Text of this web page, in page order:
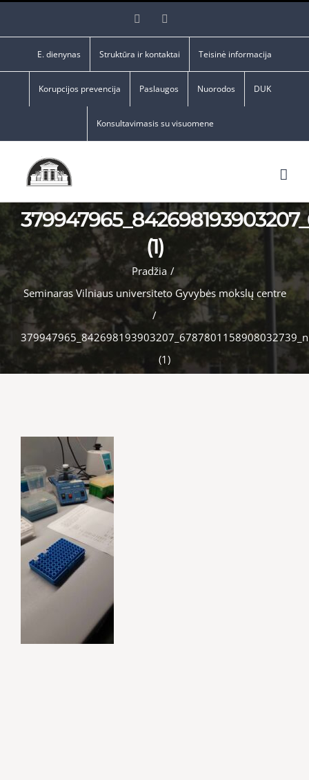
Facebook
E. dienynas Struktūra ir kontaktai Teisinė informacija
Korupcijos prevencija Paslaugos Nuorodos DUK
Konsultavimasis su visuomene
(1)
Pradžia /
Seminaras Vilniaus universiteto Gyvybės mokslų centre
/
379947965_842698193903207_6787801158908032739_n
(1)